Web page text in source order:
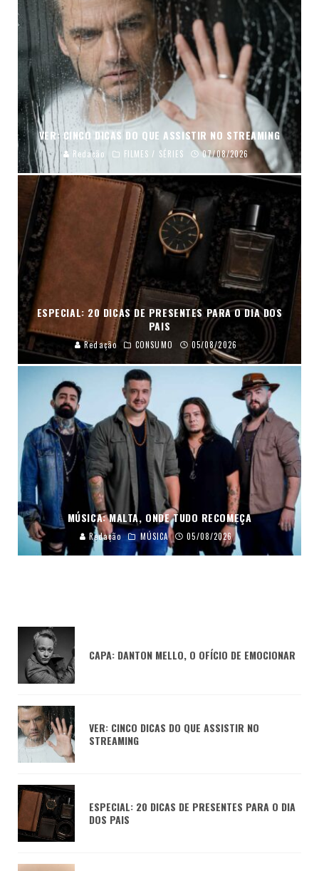
VER: CINCO DICAS DO QUE ASSISTIR NO STREAMING
Redação FILMES / SÉRIES 07/08/2026
ESPECIAL: 20 DICAS DE PRESENTES PARA O DIA DOS
PAIS
Redação CONSUMO 05/08/2026
MÚSICA: MALTA, ONDE TUDO RECOMEÇA
Redação MÚSICA 05/08/2026
CAPA: DANTON MELLO, O OFÍCIO DE EMOCIONAR
VER: CINCO DICAS DO QUE ASSISTIR NO
STREAMING
ESPECIAL: 20 DICAS DE PRESENTES PARA O DIA
DOS PAIS